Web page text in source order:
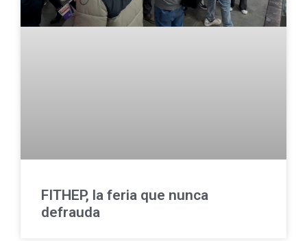
FITHEP, la feria que nunca
defrauda